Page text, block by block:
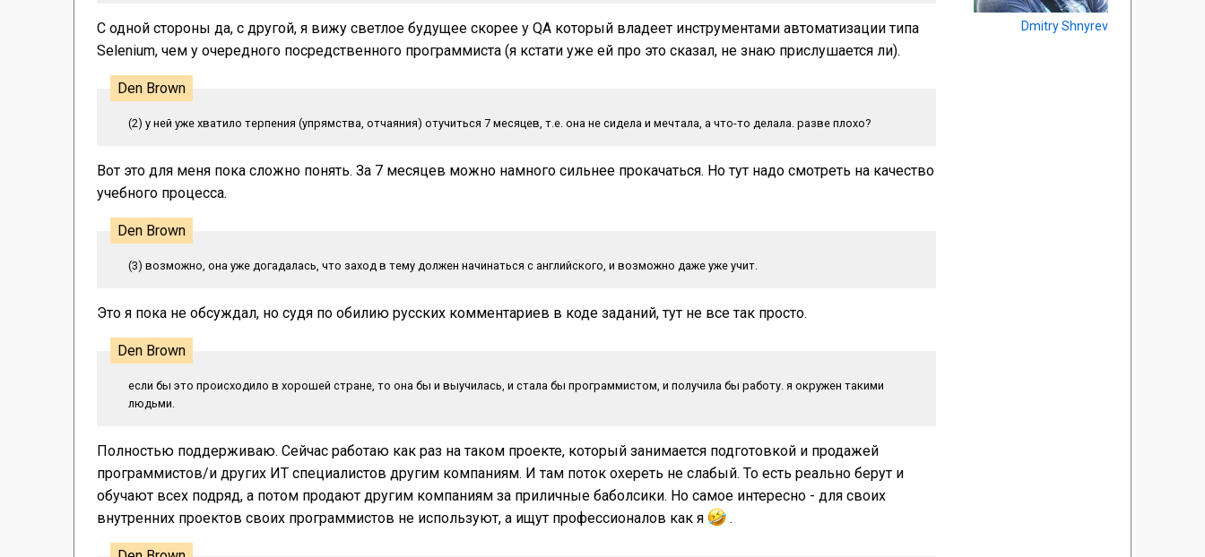
С одной стороны да, с другой, я вижу светлое будущее скорее у QA который владеет инструментами автоматизации типа
Selenium, чем у очередного посредственного программиста (я кстати уже ей про это сказал, не знаю прислушается ли).
Den Brown
(2) у ней уже хватило терпения (упрямства, отчаяния) отучиться 7 месяцев, т.е. она не сидела и мечтала, а что-то делала. разве плохо?
Вот это для меня пока сложно понять. За 7 месяцев можно намного сильнее прокачаться. Но тут надо смотреть на качество
учебного процесса.
Den Brown
(3) возможно, она уже догадалась, что заход в тему должен начинаться с английского, и возможно даже уже учит.
Это я пока не обсуждал, но судя по обилию русских комментариев в коде заданий, тут не все так просто.
Den Brown
если бы это происходило в хорошей стране, то она бы и выучилась, и стала бы программистом, и получила бы работу. я окружен такими
людьми.
Полностью поддерживаю. Сейчас работаю как раз на таком проекте, который занимается подготовкой и продажей
программистов/и других ИТ специалистов другим компаниям. И там поток охереть не слабый. То есть реально берут и
обучают всех подряд, а потом продают другим компаниям за приличные баболсики. Но самое интересно - для своих
внутренних проектов своих программистов не используют, а ищут профессионалов как я
.
Dmitry Shnyrev